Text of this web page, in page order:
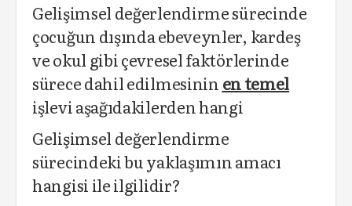
Gelişimsel değerlendirme sürecinde
çocuğun dışında ebeveynler, kardeş
ve okul gibi çevresel faktörlerinde
sürece dahil edilmesinin en temel
işlevi aşağıdakilerden hangi
Gelişimsel değerlendirme
sürecindeki bu yaklaşımın amacı
hangisi ile ilgilidir?